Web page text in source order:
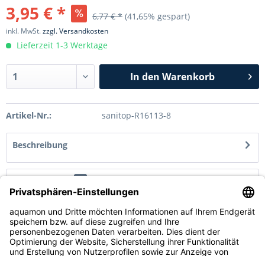
3,95 € * 6,77 € * (41,65% gespart)
inkl. MwSt.zzgl. Versandkosten
Lieferzeit 1-3 Werktage
In den Warenkorb
Artikel-Nr.: sanitop-R16113-8
Beschreibung
Bewertungen lesen, schreiben und diskutieren...
Service Hotline